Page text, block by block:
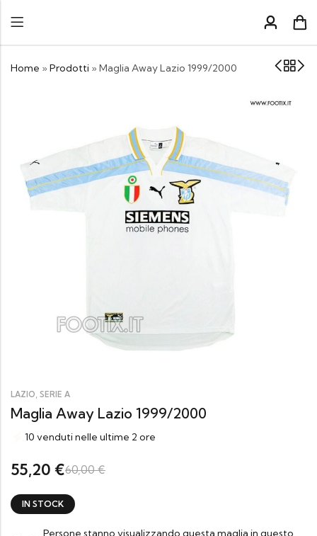
Home » Prodotti » Maglia Away Lazio 1999/2000
LAZIO, SERIE A
Maglia Away Lazio 1999/2000
10 venduti nelle ultime 2 ore
55,20 €60,00€
IN STOCK
Persone stanno visualizzando questa maglia in questo